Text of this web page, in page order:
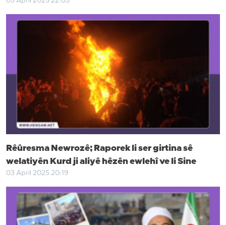
Rêûresma Newrozê; Raporek li ser girtina sê
welatiyên Kurd ji aliyê hêzên ewlehî ve li Sine
03 April 2025 20:19